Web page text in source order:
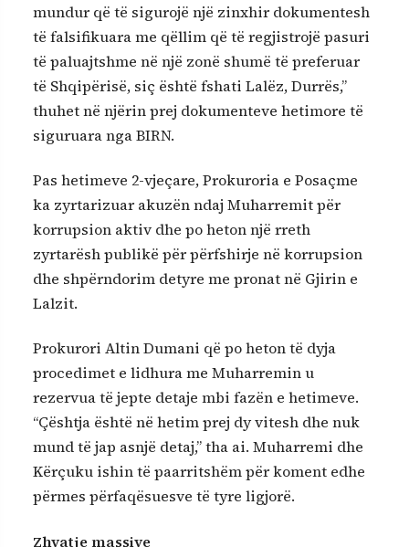
mundur që të sigurojë një zinxhir dokumentesh
të falsifikuara me qëllim që të regjistrojë pasuri
të paluajtshme në një zonë shumë të preferuar
të Shqipërisë, siç është fshati Lalëz, Durrës,”
thuhet në njërin prej dokumenteve hetimore të
siguruara nga BIRN.
Pas hetimeve 2-vjeçare, Prokuroria e Posaçme
ka zyrtarizuar akuzën ndaj Muharremit për
korrupsion aktiv dhe po heton një rreth
zyrtarësh publikë për përfshirje në korrupsion
dhe shpërndorim detyre me pronat në Gjirin e
Lalzit.
Prokurori Altin Dumani që po heton të dyja
procedimet e lidhura me Muharremin u
rezervua të jepte detaje mbi fazën e hetimeve.
“Çështja është në hetim prej dy vitesh dhe nuk
mund të jap asnjë detaj,” tha ai. Muharremi dhe
Kërçuku ishin të paarritshëm për koment edhe
përmes përfaqësuesve të tyre ligjorë.
Zhvatje massive